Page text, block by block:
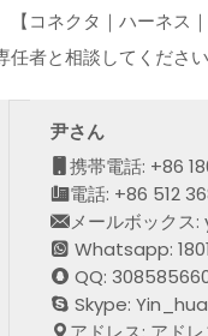
コネクタ｜ハーネス
者と相談してください
尹さん
携帯電話: +86
電話: +86 512
メールボック
Whatsapp:
QQ:
Skype: